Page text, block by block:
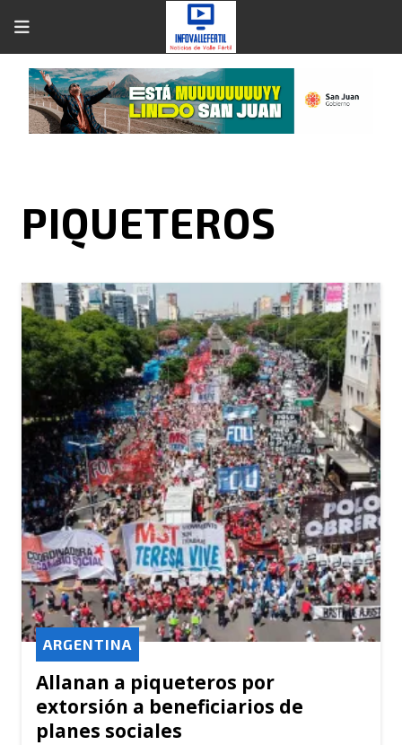
PIQUETEROS
Allanan a piqueteros por
extorsión a beneficiarios de
planes sociales
ARGENTINA